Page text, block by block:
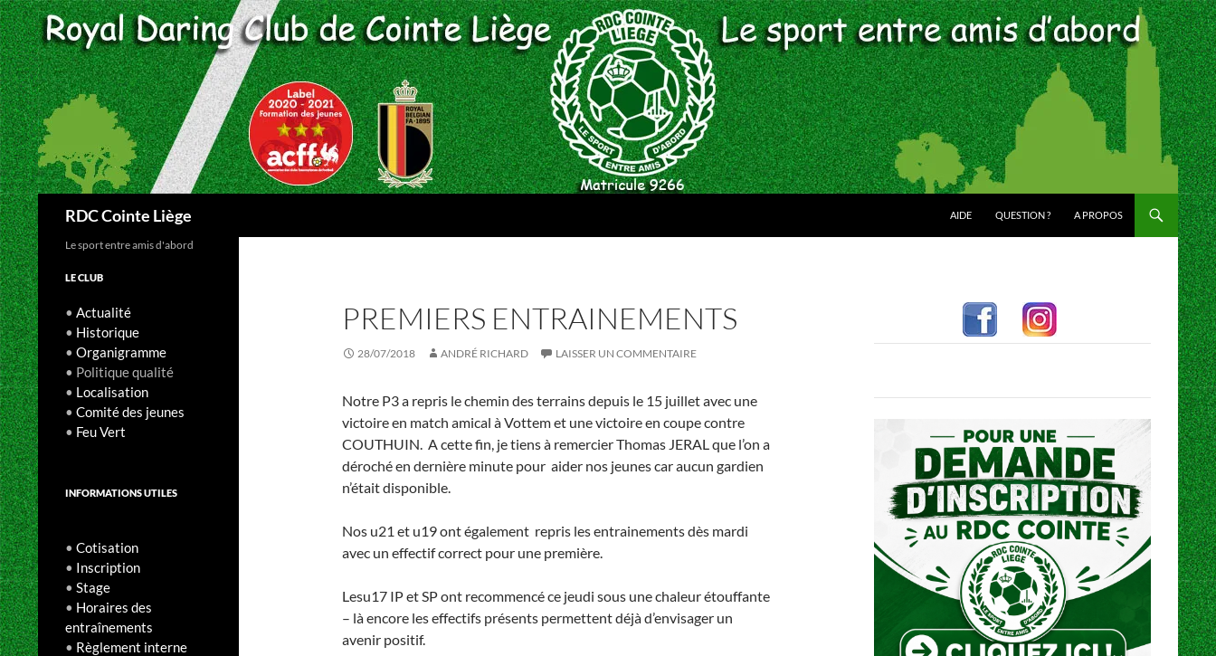
Aller
au
contenu
RDC Cointe Liège AIDE QUESTION ? A PROPOS
PREMIERS ENTRAINEMENTS
28/07/2018 ANDRÉ RICHARD LAISSER UN COMMENTAIRE
Notre P3 a repris le chemin des terrains depuis le 15 juillet avec une
victoire en match amical à Vottem et une victoire en coupe contre
COUTHUIN. A cette fin, je tiens à remercier Thomas JERAL que l’on a
déroché en dernière minute pour aider nos jeunes car aucun gardien
n’était disponible.
Nos u21 et u19 ont également repris les entrainements dès mardi
avec un effectif correct pour une première.
Lesu17 IP et SP ont recommencé ce jeudi sous une chaleur étouffante
– là encore les effectifs présents permettent déjà d’envisager un
avenir positif.
Le sport entre amis d'abord
LE CLUB
• Actualité
• Historique
• Organigramme
• Politique qualité
• Localisation
• Comité des jeunes
• Feu Vert
INFORMATIONS UTILES
• Cotisation
• Inscription
• Stage
• Horaires des
entraînements
• Règlement interne